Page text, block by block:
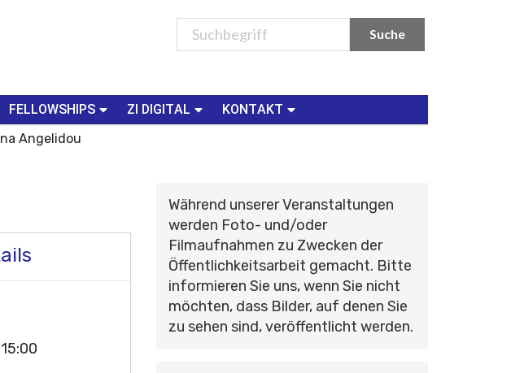
FELLOWSHIPS ZI DIGITAL
KONTAKT
Angelidou
15:00
Während unserer Veranstaltungen
werden Foto- und/oder
Filmaufnahmen zu Zwecken der
Öffentlichkeitsarbeit gemacht. Bitte
informieren Sie uns, wenn Sie nicht
möchten, dass Bilder, auf denen Sie
zu sehen sind, veröffentlicht werden.